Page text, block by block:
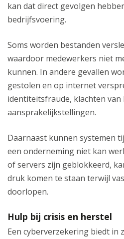
kan dat direct gevolgen
bedrijfsvoering.
Soms worden bestanden
waardoor medewerkers niet
kunnen. In andere gevallen
gestolen en op internet
identiteitsfraude, klachten
aansprakelijkstellingen.
Daarnaast kunnen systemen
een onderneming niet kan
of servers zijn geblokkeerd,
druk komen te staan terwijl
doorlopen.
Hulp bij crisis en herstel
Een cyberverzekering biedt in